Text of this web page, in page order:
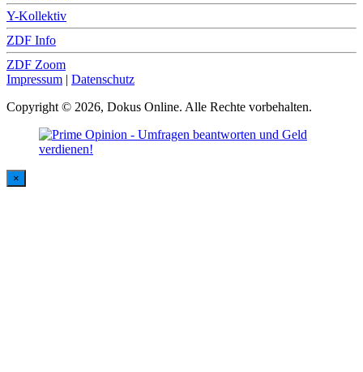
Y-Kollektiv
ZDF Info
ZDF Zoom
Impressum | Datenschutz
Copyright © 2026, Dokus Online. Alle Rechte vorbehalten.
×